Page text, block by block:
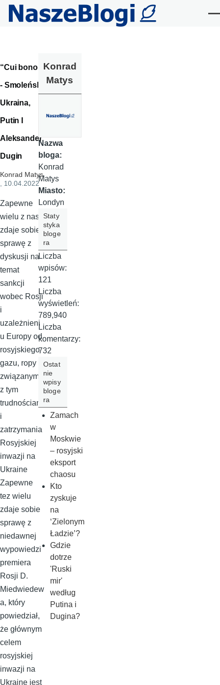
Przejdź do treści
“Cui bono”
- Smoleńsk,
Ukraina,
Putin I
Aleksander
Dugin
Konrad Matys
, 10.04.2022
Zapewne
wielu z nas
zdaje sobie
sprawę z
dyskusji na
temat
sankcji
wobec Rosji
i
uzależnieni
u Europy od
rosyjskiego
gazu, ropy i
związanymi
z tym
trudnościam
i
zatrzymania
Rosyjskiej
inwazji na
Ukraine
Zapewne
tez wielu
zdaje sobie
sprawę z
niedawnej
wypowiedzi
premiera
Rosji D.
Miedwiedew
a, który
powiedział,
że głównym
celem
rosyjskiej
inwazji na
Ukraine jest
Konrad
Matys
Nazwa
bloga:
Konrad
Matys
Miasto:
Londyn
Staty
styka
bloge
ra
Liczba
wpisów:
121
Liczba
wyświetleń:
789,940
Liczba
komentarzy:
732
Ostat
nie
wpisy
bloge
ra
Zamach
w
Moskwie
– rosyjski
eksport
chaosu
Kto
zyskuje
na
‘Zielonym
Ładzie’?
Gdzie
dotrze
'Ruski
mir'
według
Putina i
Dugina?